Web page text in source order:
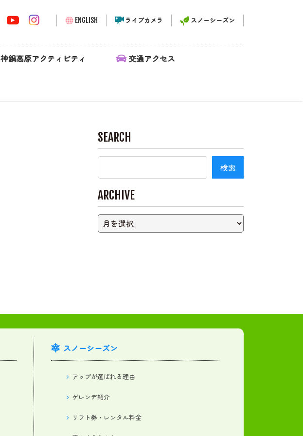
ENGLISH ライブカメラ スノーシーズン
神鍋高原アクティビティ 交通アクセス
SEARCH
ARCHIVE
スノーシーズン
アップが選ばれる理由
ゲレンデ紹介
リフト券・レンタル料金